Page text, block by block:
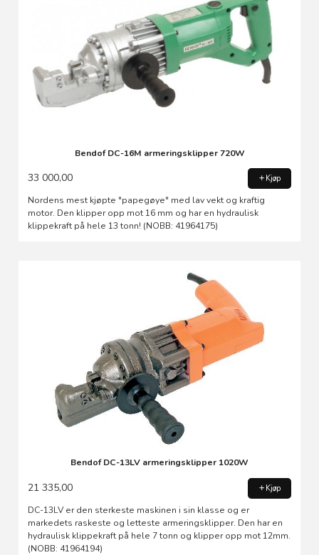
Bendof DC-16M armeringsklipper 720W
33 000,00 Kjøp
Nordens mest kjøpte "papegøye" med lav vekt og kraftig
motor. Den klipper opp mot 16 mm og har en hydraulisk
klippekraft på hele 13 tonn! (NOBB: 41964175)
Bendof DC-13LV armeringsklipper 1020W
21 335,00 Kjøp
DC-13LV er den sterkeste maskinen i sin klasse og er
markedets raskeste og letteste armeringsklipper. Den har en
hydraulisk klippekraft på hele 7 tonn og klipper opp mot 12mm.
(NOBB: 41964194)